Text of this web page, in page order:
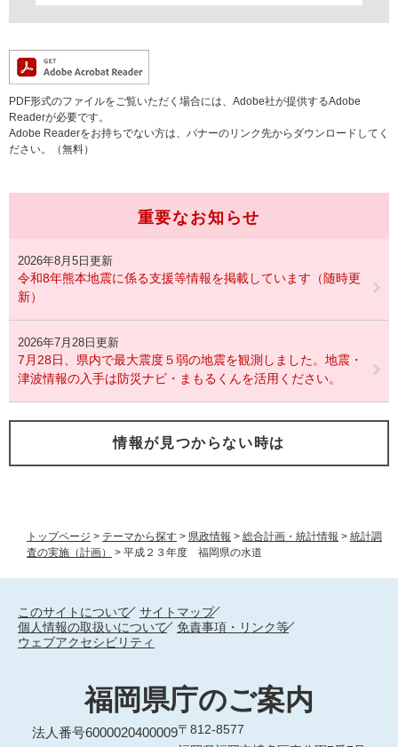
トップページ > テーマから探す > 県政情報 > 総合計画・統計情報 > 統計調
査の実施（計画）
> 平成２３年度 福岡県の水道
PDF形式のファイルをご覧いただく場合には、Adobe社が提供するAdobe
Readerが必要です。
Adobe Readerをお持ちでない方は、バナーのリンク先からダウンロードしてく
ださい。（無料）
重要なお知らせ
2026年8月5日更新
令和8年熊本地震に係る支援等情報を掲載しています（随時更
新）
2026年7月28日更新
7月28日、県内で最大震度５弱の地震を観測しました。地震・
津波情報の入手は防災ナビ・まもるくんを活用ください。
情報が見つからない時は
このサイトについて
サイトマップ
個人情報の取扱いについて
免責事項・リンク等
ウェブアクセシビリティ
福岡県庁のご案内
法人番号6000020400009〒812-8577